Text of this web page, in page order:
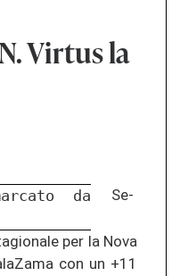
Virtus la
Se­
per la Nova
con un +11